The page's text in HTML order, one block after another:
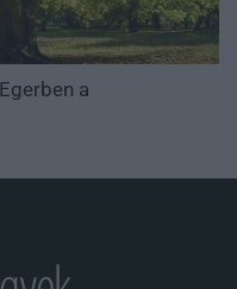
a